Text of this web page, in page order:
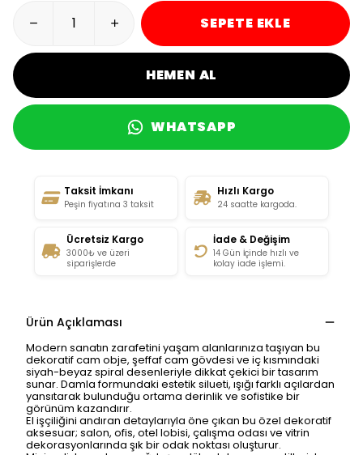
SEPETE EKLE
HEMEN AL
WHATSAPP
Taksit İmkanı
Peşin fiyatına 3 taksit
Hızlı Kargo
24 saatte kargoda.
Ücretsiz Kargo
3000₺ ve üzeri
siparişlerde
İade & Değişim
14 Gün İçinde hızlı ve
kolay iade işlemi.
Ürün Açıklaması
Modern sanatın zarafetini yaşam alanlarınıza taşıyan bu
dekoratif cam obje, şeffaf cam gövdesi ve iç kısmındaki
siyah-beyaz spiral desenleriyle dikkat çekici bir tasarım
sunar. Damla formundaki estetik silueti, ışığı farklı açılardan
yansıtarak bulunduğu ortama derinlik ve sofistike bir
görünüm kazandırır.
El işçiliğini andıran detaylarıyla öne çıkan bu özel dekoratif
aksesuar; salon, ofis, otel lobisi, çalışma odası ve vitrin
dekorasyonlarında şık bir odak noktası oluşturur.